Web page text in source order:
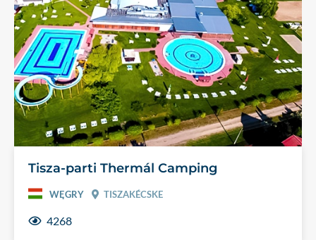
Tisza-parti Thermál Camping
WĘGRY TISZAKÉCSKE
4268